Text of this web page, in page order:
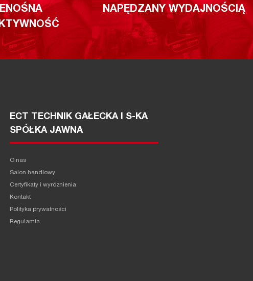
NAPĘDZANY WYDAJNOŚCIĄ
ECT TECHNIK GAŁECKA I S-KA
SPÓŁKA JAWNA
O nas
Salon handlowy
Certyfikaty i wyróżnienia
Kontakt
Polityka prywatności
Regulamin